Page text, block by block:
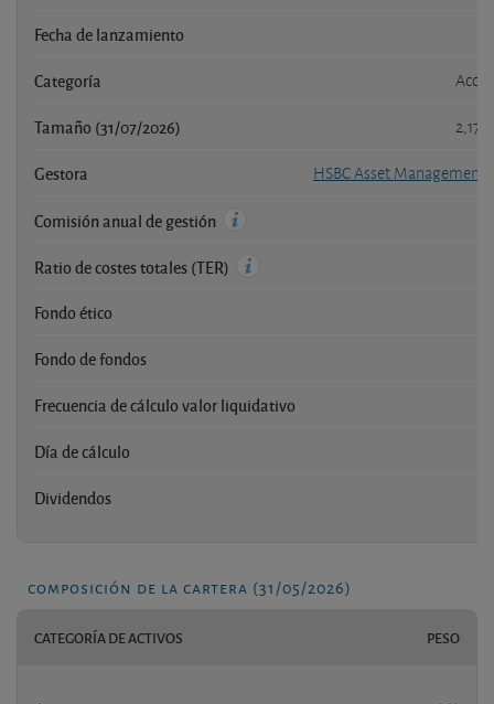
Fecha de lanzamiento
Categoría
Tamaño (31/07/2026)
Gestora HSBC Asset
Comisión anual de gestión
Ratio de costes totales (TER)
Fondo ético
Fondo de fondos
Frecuencia de cálculo valor liquidativo
Día de cálculo
Dividendos
composición de la cartera (31/05/2026)
CATEGORÍA DE ACTIVOS PESO